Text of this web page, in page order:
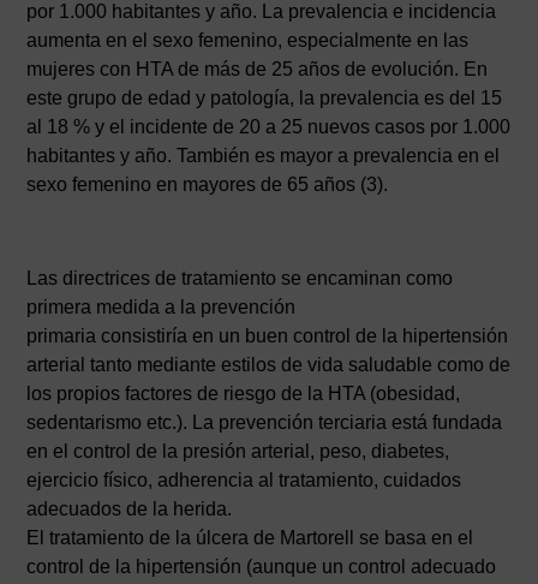
por 1.000 habitantes y año. La prevalencia e incidencia
aumenta en el sexo femenino, especialmente en las
mujeres con HTA de más de 25 años de evolución. En
este grupo de edad y patología, la prevalencia es del 15
al 18 % y el incidente de 20 a 25 nuevos casos por 1.000
habitantes y año. También es mayor a prevalencia en el
sexo femenino en mayores de 65 años (3).
Las directrices de tratamiento se encaminan como
primera medida a la prevención
primaria consistiría en un buen control de la hipertensión
arterial tanto mediante estilos de vida saludable como de
los propios factores de riesgo de la HTA (obesidad,
sedentarismo etc.). La prevención terciaria está fundada
en el control de la presión arterial, peso, diabetes,
ejercicio físico, adherencia al tratamiento, cuidados
adecuados de la herida.
El tratamiento de la úlcera de Martorell se basa en el
control de la hipertensión (aunque un control adecuado